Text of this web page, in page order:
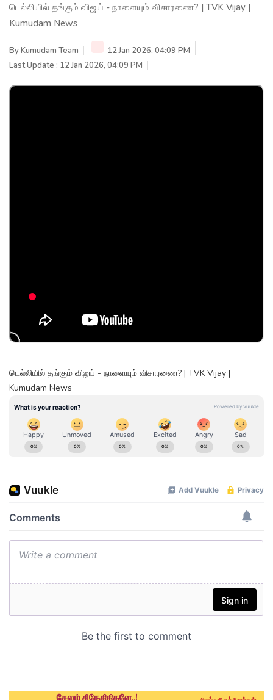
டெல்லியில் தங்கும் விஜய் - நாளையும் விசாரணை? | TVK Vijay |
Kumudam News
ByKumudam Team
12 Jan 2026, 04:09 PM
Last Update : 12 Jan 2026, 04:09 PM
டெல்லியில் தங்கும் விஜய் - நாளையும் விசாரணை? | TVK Vijay |
Kumudam News